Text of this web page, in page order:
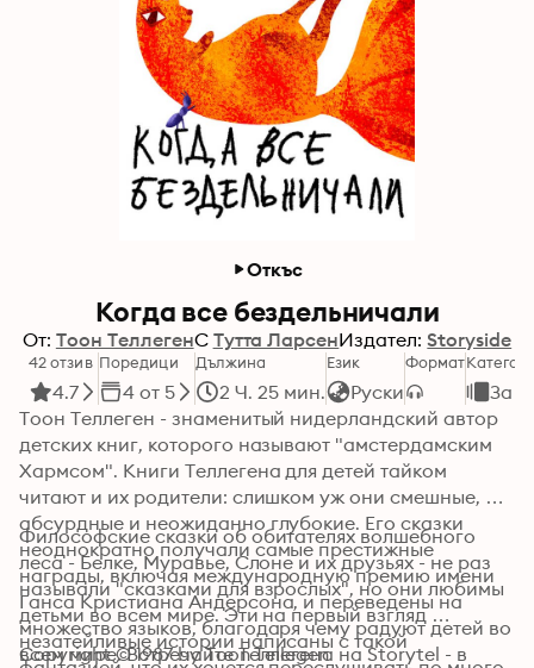
Откъс
Когда все бездельничали
От: Тоон ТеллегенС Тутта ЛарсенИздател: Storyside
42 отзив
4.7
Поредици
4 от 5
Дължина
2 Ч. 25 мин.
Език
Руски
Формат
За
Тоон Теллеген - знаменитый нидерландский автор
детских книг, которого называют "амстердамским
Хармсом". Книги Теллегена для детей тайком
читают и их родители: слишком уж они смешные,
абсурдные и неожиданно глубокие. Его сказки
неоднократно получали самые престижные
награды, включая международную премию имени
Ганса Кристиана Андерсона, и переведены на
множество языков, благодаря чему радуют детей во
всем мире. Встречайте Теллегена на Storytel - в
Философские сказки об обитателях волшебного
леса - Белке, Муравье, Слоне и их друзьях - не раз
называли "сказками для взрослых", но они любимы
детьми во всем мире. Эти на первый взгляд
незатейливые истории написаны с такой
Copyright © 1987 by Toon Tellegen